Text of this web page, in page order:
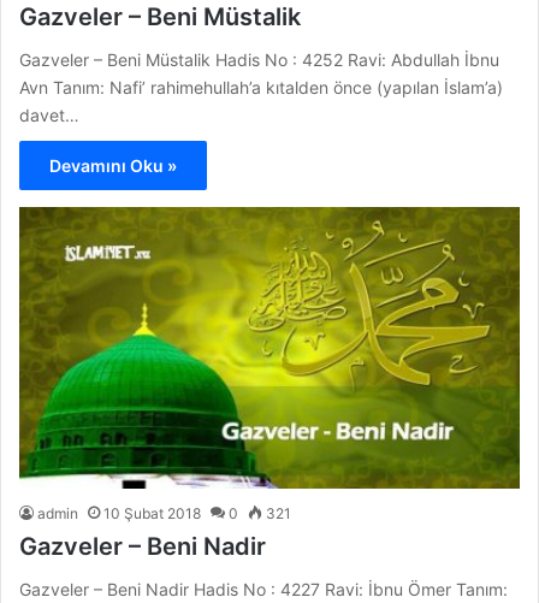
Gazveler – Beni Müstalik
Gazveler – Beni Müstalik Hadis No : 4252 Ravi: Abdullah İbnu
Avn Tanım: Nafi’ rahimehullah’a kıtalden önce (yapılan İslam’a)
davet…
Devamını Oku »
admin 10 Şubat 2018 0 321
Gazveler – Beni Nadir
Gazveler – Beni Nadir Hadis No : 4227 Ravi: İbnu Ömer Tanım: